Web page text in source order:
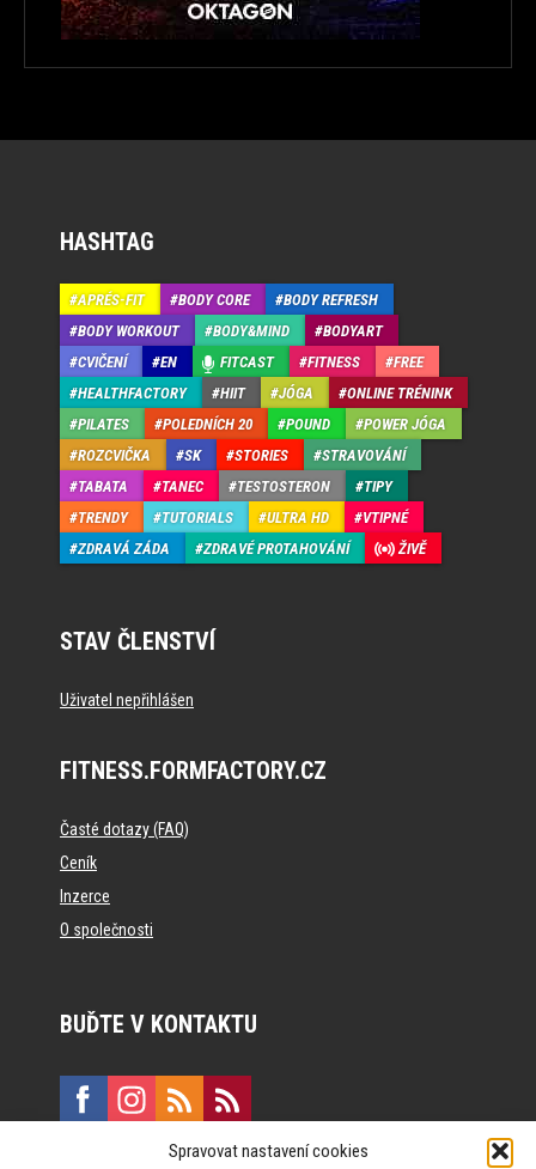
Spravovat nastavení cookies
HASHTAG
APRÉS-FIT BODY CORE
BODY REFRESH
BODY WORKOUT
BODY&MIND
BODYART
CVIČENÍ
EN FITCAST FITNESS
FREE
HEALTHFACTORY
HIIT JÓGA
ONLINE TRÉNINK
PILATES
POLEDNÍCH 20 POUND
POWER JÓGA
ROZCVIČKA
SK STORIES
STRAVOVÁNÍ
TABATA
TANEC TESTOSTERON
TIPY
TRENDY
TUTORIALS ULTRA HD
VTIPNÉ
ZDRAVÁ ZÁDA
ZDRAVÉ PROTAHOVÁNÍ ŽIVĚ
STAV ČLENSTVÍ
Uživatel nepřihlášen
FITNESS.FORMFACTORY.CZ
Časté dotazy (FAQ)
Ceník
Inzerce
O společnosti
BUĎTE V KONTAKTU